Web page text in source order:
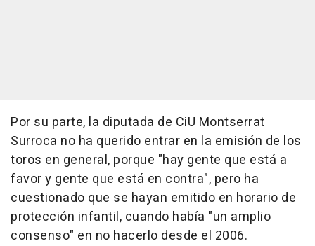
Por su parte, la diputada de CiU Montserrat
Surroca no ha querido entrar en la emisión de los
toros en general, porque "hay gente que está a
favor y gente que está en contra", pero ha
cuestionado que se hayan emitido en horario de
protección infantil, cuando había "un amplio
consenso" en no hacerlo desde el 2006.